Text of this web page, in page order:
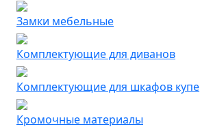
Замки мебельные
Комплектующие для диванов
Комплектующие для шкафов купе
Кромочные материалы